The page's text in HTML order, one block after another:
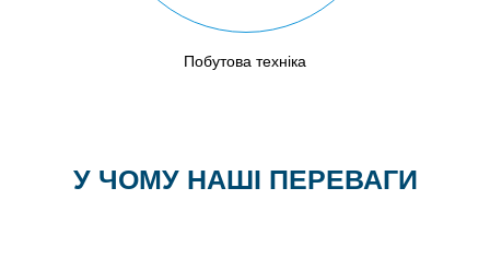
Побутова техніка
У ЧОМУ НАШІ ПЕРЕВАГИ